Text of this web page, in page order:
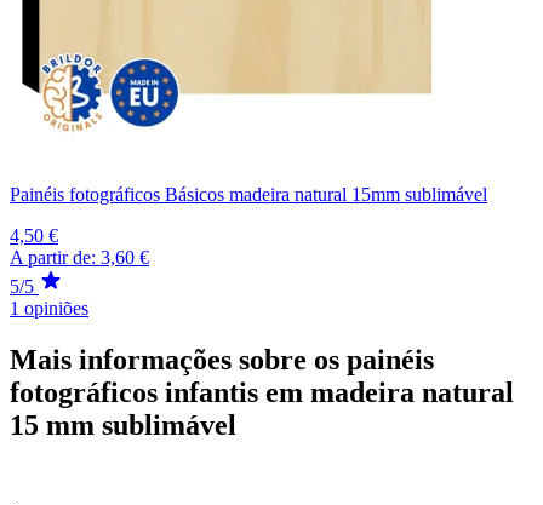
Painéis fotográficos Básicos madeira natural 15mm sublimável
4,50 €
A partir de: 3,60 €
5/5
1 opiniões
Mais informações sobre os painéis
fotográficos infantis em madeira natural
15 mm sublimável